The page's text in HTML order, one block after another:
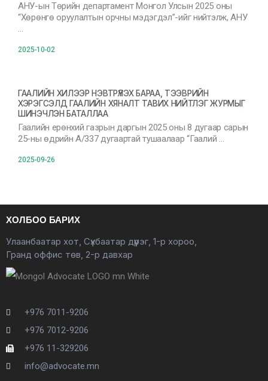
АНУ-ын Төрийн департамент Монгол Улсын 2025 оны
“Хөрөнгө оруулалтын орчны мэдэгдэл”-ийг нийтэлж, АНУ
…
2025-10-02
ГААЛИЙН ХИЛЭЭР НЭВТРҮҮЛЭХ БАРАА, ТЭЭВРИЙН
ХЭРЭГСЭЛД ГААЛИЙН ХЯНАЛТ ТАВИХ НИЙТЛЭГ ЖУРМЫГ
ШИНЭЧЛЭН БАТАЛЛАА
Гаалийн ерөнхий газрын даргын 2025 оны 8 дугаар сарын
25-ны өдрийн А/337 дугаартай тушаалаар “Гаалий …
2025-09-26
ХОЛБОО БАРИХ
Улаанбаатар хот, Сүхбаатар дүүрэг, 1-р хороо,
Гранд оффис төв, 2-р давхар
+976 7011-9206
+976 7012-9206
+976 11-329206
info@advocate.mn